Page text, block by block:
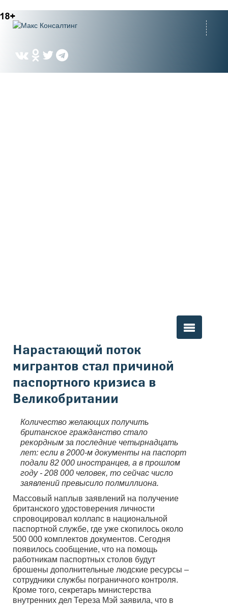
Вы здесь
Нарастающий поток
мигрантов стал причиной
паспортного кризиса в
Великобритании
Количество желающих получить
британское гражданство стало
рекордным за последние четырнадцать
лет: если в 2000-м документы на паспорт
подали 82 000 иностранцев, а в прошлом
году - 208 000 человек, то сейчас число
заявлений превысило полмиллиона.
Массовый наплыв заявлений на получение
британского удостоверения личности
спровоцировал коллапс в национальной
паспортной службе, где уже скопилось около
500 000 комплектов документов. Сегодня
появилось сообщение, что на помощь
работникам паспортных столов будут
брошены дополнительные людские ресурсы –
сотрудники службы пограничного контроля.
Кроме того, секретарь министерства
внутренних дел Тереза Мэй заявила, что в